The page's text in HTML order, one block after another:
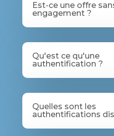
Est-ce une offre
engagement ?
Qu'est ce qu'une
authentification ?
Quelles sont les
authentifications